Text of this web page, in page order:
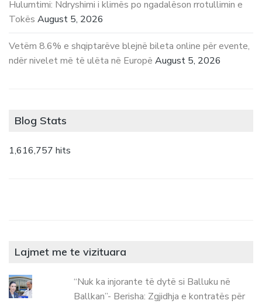
Hulumtimi: Ndryshimi i klimës po ngadalëson rrotullimin e
Tokës August 5, 2026
Vetëm 8.6% e shqiptarëve blejnë bileta online për evente,
ndër nivelet më të ulëta në Europë August 5, 2026
Blog Stats
1,616,757 hits
Lajmet me te vizituara
“Nuk ka injorante të dytë si Balluku në
Ballkan”- Berisha: Zgjidhja e kontratës për